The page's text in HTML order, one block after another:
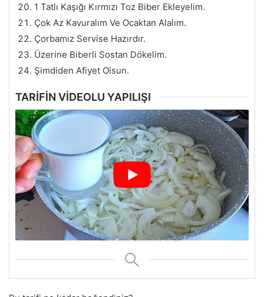
1 Tatlı Kaşığı Kırmızı Toz Biber Ekleyelim.
Çok Az Kavuralım Ve Ocaktan Alalım.
Çorbamız Servise Hazırdır.
Üzerine Biberli Sostan Dökelim.
Şimdiden Afiyet Olsun.
TARİFİN VİDEOLU YAPILIŞI